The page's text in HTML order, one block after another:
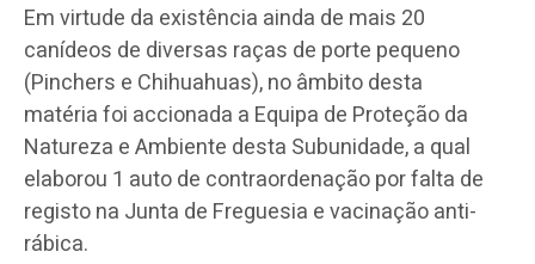
Em virtude da existência ainda de mais 20
canídeos de diversas raças de porte pequeno
(Pinchers e Chihuahuas), no âmbito desta
matéria foi accionada a Equipa de Proteção da
Natureza e Ambiente desta Subunidade, a qual
elaborou 1 auto de contraordenação por falta de
registo na Junta de Freguesia e vacinação anti-
rábica.